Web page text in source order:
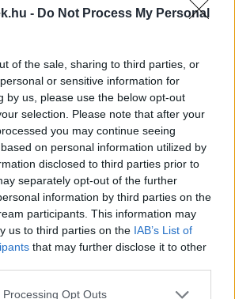
- Do Not Process My Personal
of the sale, sharing to third parties, or
or sensitive information for
by us, please use the below opt-out
selection. Please note that after your
you may continue seeing
on personal information utilized by
disclosed to third parties prior to
separately opt-out of the further
information by third parties on the
participants. This information may
us to third parties on the IAB’s List of
that may further disclose it to other
Opt Outs
Bobby és egyik látogatója